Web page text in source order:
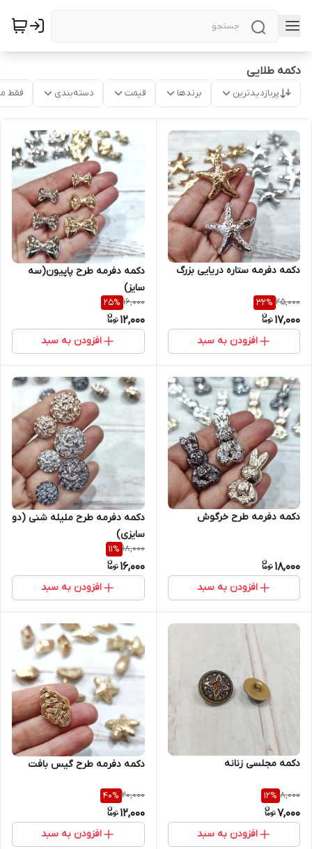
دکمه طلایی
پربازدیدترین برندها قیمت دسته‌بندی فقط
دکمه دفرمه ستاره دریایی بزرگ
25,000
32%
17,000
افزودن به سبد
دکمه دفرمه طرح پاپیون(سه
سایز)
16,000
25%
12,000
افزودن به سبد
دکمه دفرمه طرح خرگوش
18,000
افزودن به سبد
دکمه دفرمه طرح ملیله شنی (دو
سایزی)
18,000
11%
16,000
افزودن به سبد
دکمه مجلسی زنانه
8,000
12%
7,000
افزودن به سبد
دکمه دفرمه طرح گیس بافت
20,000
40%
12,000
افزودن به سبد